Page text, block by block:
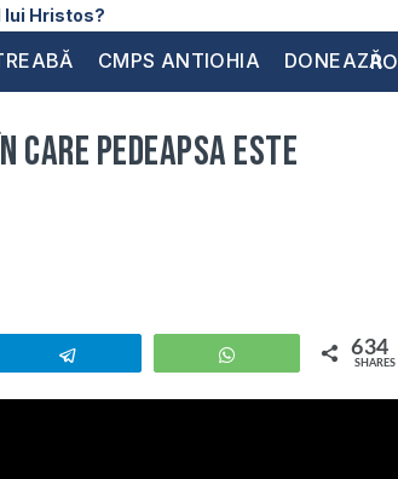
lui Hristos?
CMPS ANTIOHIA DONEAZĂRO
care pedeapsa este
WhatsApp 634
SHARES